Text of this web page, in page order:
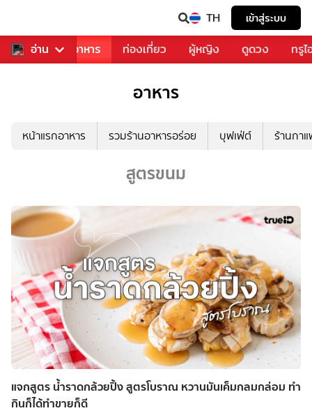
TH เข้าสู่ระบบ
อ่าน
การเพลง อาหาร ท่องเที่ยว ผู้หญิง ดูดวง ทรู
อาหาร
หน้าแรกอาหาร รวมร้านอาหารอร่อย บุฟเฟ่ต์ ร้านกา
สูตรขนม
แจกสูตร น้ำราดกล้วยปิ้ง สูตรโบราณ หวานมันเค็มกลมกล่อม ทำ
กินก็ได้ทำขายก็ดี